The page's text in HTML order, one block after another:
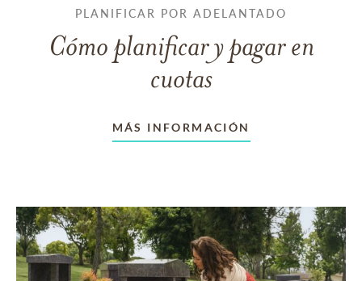
PLANIFICAR POR ADELANTADO
Cómo planificar y pagar en
cuotas
MÁS INFORMACIÓN